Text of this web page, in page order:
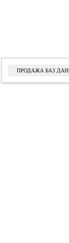
ПРОДАЖА БАЗ